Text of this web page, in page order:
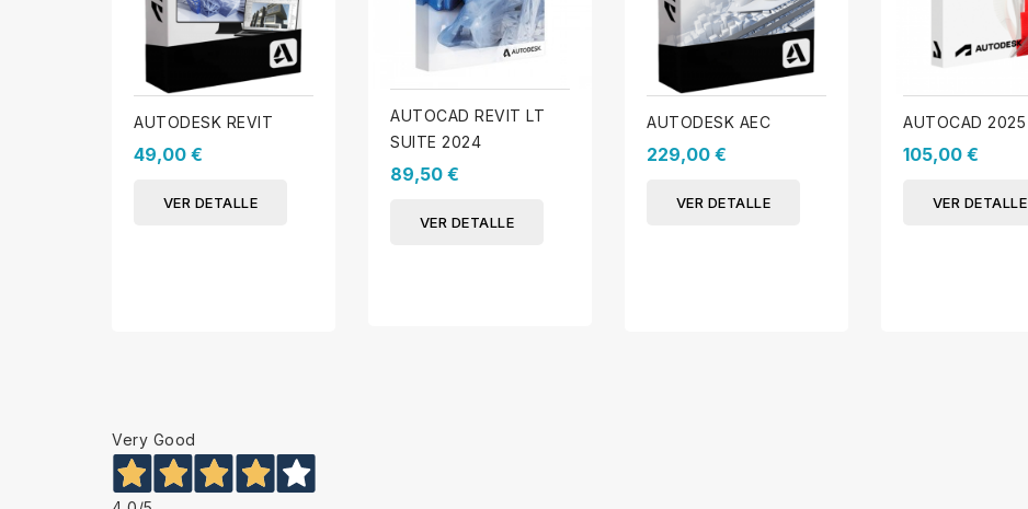
AUTODESK REVIT
49,00 €
VER DETALLE
AUTOCAD REVIT LT
SUITE 2024
89,50 €
VER DETALLE
AUTODESK AEC
229,00 €
VER DETALLE
AUTOCAD 2025
105,00 €
VER DETALLE
Very Good